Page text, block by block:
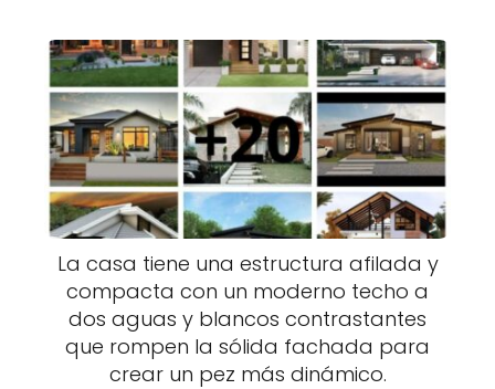
La casa tiene una estructura afilada y
compacta con un moderno techo a
dos aguas y blancos contrastantes
que rompen la sólida fachada para
crear un pez más dinámico.